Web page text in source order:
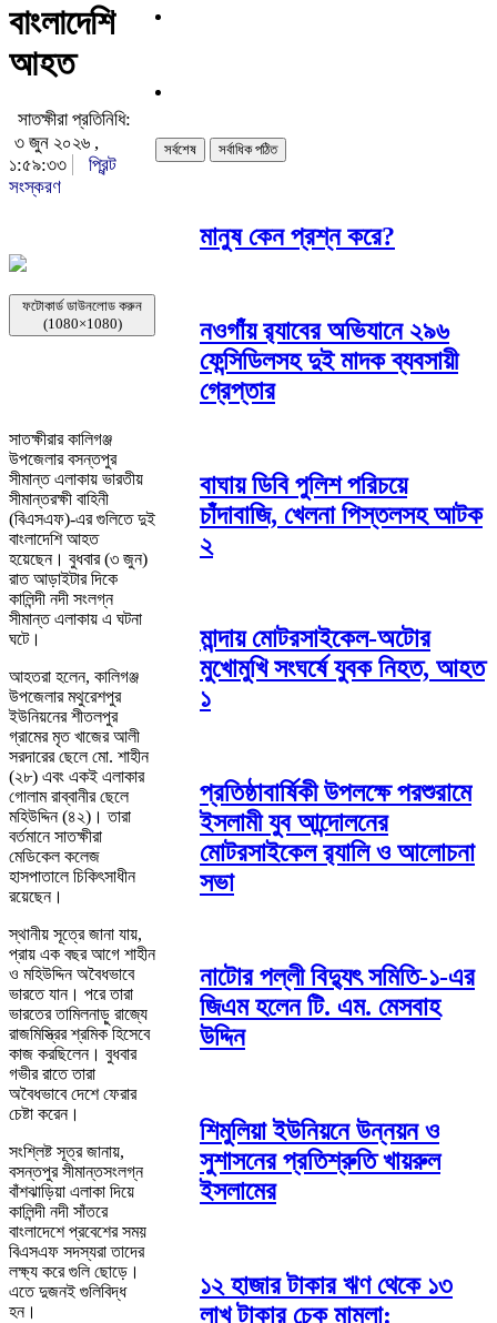
বাংলাদেশি
আহত
সাতক্ষীরা প্রতিনিধি:
৩ জুন ২০২৬ ,
১:৫৯:৩৩
প্রিন্ট
সংস্করণ
ফটোকার্ড ডাউনলোড করুন
(1080×1080)
সাতক্ষীরার কালিগঞ্জ
উপজেলার বসন্তপুর
সীমান্ত এলাকায় ভারতীয়
সীমান্তরক্ষী বাহিনী
(বিএসএফ)-এর গুলিতে দুই
বাংলাদেশি আহত
হয়েছেন। বুধবার (৩ জুন)
রাত আড়াইটার দিকে
কালিন্দী নদী সংলগ্ন
সীমান্ত এলাকায় এ ঘটনা
ঘটে।
আহতরা হলেন, কালিগঞ্জ
উপজেলার মথুরেশপুর
ইউনিয়নের শীতলপুর
গ্রামের মৃত খাজের আলী
সরদারের ছেলে মো. শাহীন
(২৮) এবং একই এলাকার
গোলাম রাব্বানীর ছেলে
মহিউদ্দিন (৪২)। তারা
বর্তমানে সাতক্ষীরা
মেডিকেল কলেজ
হাসপাতালে চিকিৎসাধীন
রয়েছেন।
স্থানীয় সূত্রে জানা যায়,
প্রায় এক বছর আগে শাহীন
ও মহিউদ্দিন অবৈধভাবে
ভারতে যান। পরে তারা
ভারতের তামিলনাড়ু রাজ্যে
রাজমিস্ত্রির শ্রমিক হিসেবে
কাজ করছিলেন। বুধবার
গভীর রাতে তারা
অবৈধভাবে দেশে ফেরার
চেষ্টা করেন।
সংশ্লিষ্ট সূত্র জানায়,
বসন্তপুর সীমান্তসংলগ্ন
বাঁশঝাড়িয়া এলাকা দিয়ে
কালিন্দী নদী সাঁতরে
বাংলাদেশে প্রবেশের সময়
বিএসএফ সদস্যরা তাদের
লক্ষ্য করে গুলি ছোড়ে।
এতে দুজনই গুলিবিদ্ধ
হন।
সর্বশেষ সর্বাধিক পঠিত
মানুষ কেন প্রশ্ন করে?
নওগাঁয় র‌্যাবের অভিযানে ২৯৬
ফেন্সিডিলসহ দুই মাদক ব্যবসায়ী
গ্রেপ্তার
বাঘায় ডিবি পুলিশ পরিচয়ে
চাঁদাবাজি, খেলনা পিস্তলসহ আটক
২
মান্দায় মোটরসাইকেল-অটোর
মুখোমুখি সংঘর্ষে যুবক নিহত, আহত
১
প্রতিষ্ঠাবার্ষিকী উপলক্ষে পরশুরামে
ইসলামী যুব আন্দোলনের
মোটরসাইকেল র‌্যালি ও আলোচনা
সভা
নাটোর পল্লী বিদ্যুৎ সমিতি-১-এর
জিএম হলেন টি. এম. মেসবাহ
উদ্দিন
শিমুলিয়া ইউনিয়নে উন্নয়ন ও
সুশাসনের প্রতিশ্রুতি খায়রুল
ইসলামের
১২ হাজার টাকার ঋণ থেকে ১৩
লাখ টাকার চেক মামলা: